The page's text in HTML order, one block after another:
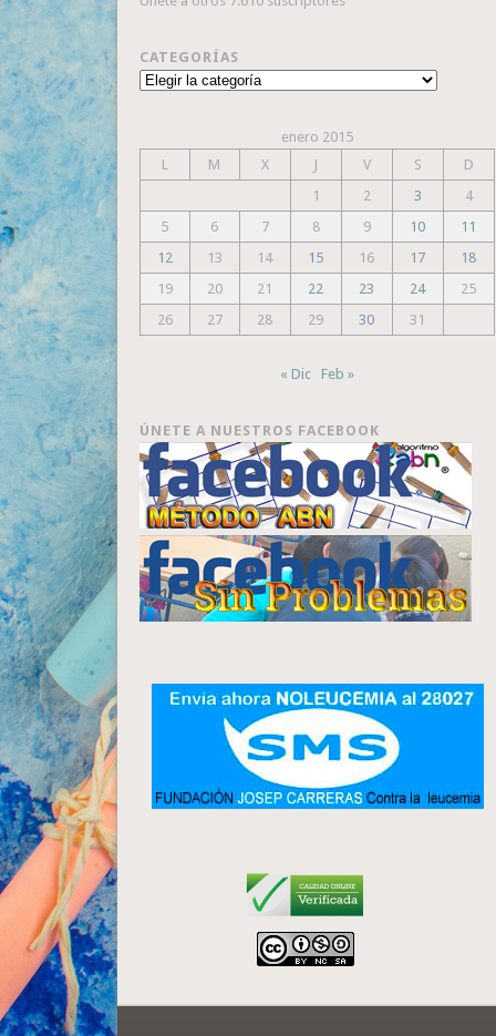
CATEGORÍAS
Categorías
enero 2015
L
M X J V S
D
1
2 3
4
5
6 7 8 9 10
11
12
13 14 15 16 17
18
19
20 21 22 23 24
25
26
27 28 29 30 31
« Dic Feb »
ÚNETE A NUESTROS FACEBOOK